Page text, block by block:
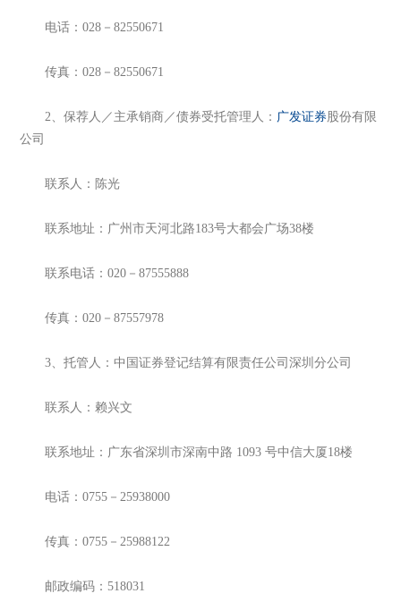
电话：028－82550671
传真：028－82550671
2、保荐人／主承销商／债券受托管理人： 广发证券股份有限
公司
联系人：陈光
联系地址：广州市天河北路183号大都会广场38楼
联系电话：020－87555888
传真：020－87557978
3、托管人：中国证券登记结算有限责任公司深圳分公司
联系人：赖兴文
联系地址：广东省深圳市深南中路 1093 号中信大厦18楼
电话：0755－25938000
传真：0755－25988122
邮政编码：518031